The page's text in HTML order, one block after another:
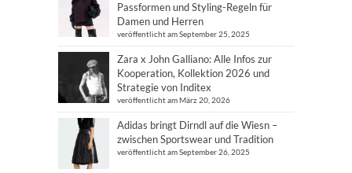
Passformen und Styling-Regeln für
Damen und Herren
veröffentlicht am September 25, 2025
Zara x John Galliano: Alle Infos zur
Kooperation, Kollektion 2026 und
Strategie von Inditex
veröffentlicht am März 20, 2026
Adidas bringt Dirndl auf die Wiesn –
zwischen Sportswear und Tradition
veröffentlicht am September 26, 2025